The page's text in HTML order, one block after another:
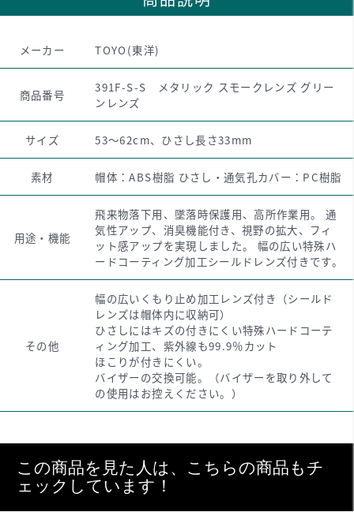
メーカー TOYO(東洋)
商品番号
391F-S-S メタリック スモークレンズ グリー
ンレンズ
サイズ 53～62cm、ひさし長さ33mm
素材 帽体：ABS樹脂 ひさし・通気孔カバー：PC樹脂
用途・機能
飛来物落下用、墜落時保護用、高所作業用。 通
気性アップ、消臭機能付き、視野の拡大、フィ
ット感アップを実現しました。 幅の広い特殊ハ
ードコーティング加工シールドレンズ付きです。
その他
幅の広いくもり止め加工レンズ付き（シールド
レンズは帽体内に収納可）
ひさしにはキズの付きにくい特殊ハードコーテ
ィング加工、紫外線も99.9％カット
ほこりが付きにくい。
バイザーの交換可能。（バイザーを取り外して
の使用はお控えください。）
この商品を見た人は、こちらの商品もチ
ェックしています！